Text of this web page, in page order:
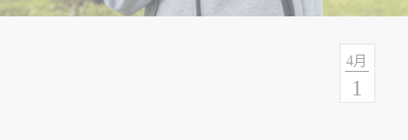
分类 全部 健康情报 友善连结
4月
1